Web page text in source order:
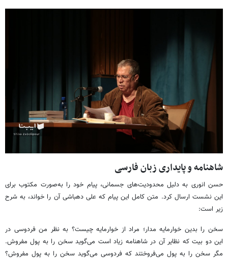
شاهنامه و پایداری زبان فارسی
حسن انوری به دلیل محدودیت‌های جسمانی، پیام خود را به‌صورت مکتوب برای
این نشست ارسال کرد. متن کامل این پیام که علی دهباشی آن را خواند، به شرح
زیر است:
سخن را بدین خوارمایه مدار؛ مراد از خوارمایه چیست؟ به نظر من فردوسی در
این دو بیت که نظایر آن در شاهنامه زیاد است می‌گوید سخن را به پول مفروش.
مگر سخن را به پول می‌فروختند که فردوسی می‌گوید سخن را به پول مفروش؟